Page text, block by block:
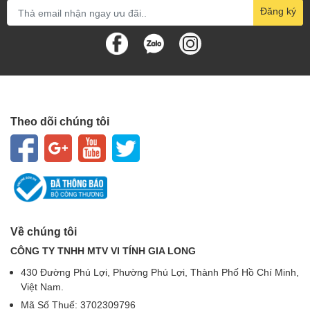
Đăng ký
Theo dõi chúng tôi
Về chúng tôi
CÔNG TY TNHH MTV VI TÍNH GIA LONG
430 Đường Phú Lợi, Phường Phú Lợi, Thành Phố Hồ Chí Minh,
Việt Nam.
Mã Số Thuế: 3702309796